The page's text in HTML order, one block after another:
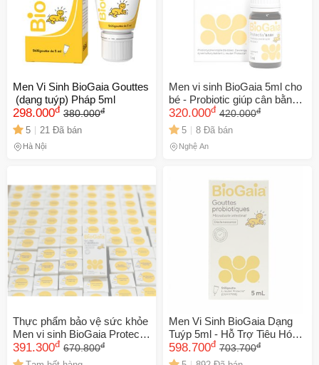
Men Vi Sinh BioGaia Gouttes
(dạng tuýp) Pháp 5ml
298.000đ 380.000đ
5 21 Đã bán
Hà Nội
Men vi sinh BioGaia 5ml cho
bé - Probiotic giúp cân bằng
hệ tiêu hóa, hỗ trợ hấp thu
dinh dưỡng - Sản phẩm Thụy
Điển cho trẻ sơ sinh
320.000đ 420.000đ
5 8 Đã bán
Nghệ An
Thực phẩm bảo vệ sức khỏe
Men vi sinh BioGaia Protectis
baby Pháp
391.300đ 670.800đ
Men Vi Sinh BioGaia Dạng
Tuýp 5ml - Hỗ Trợ Tiêu Hóa,
Giảm Nôn Trớ, Đau Bụng
Cho Trẻ Sơ Sinh - Lợi Khuẩn
598.700đ 703.700đ